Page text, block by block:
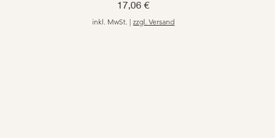
Preis
17,06 €
inkl. MwSt. |zzgl. Versand